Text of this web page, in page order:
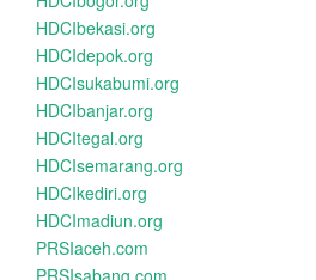
HDCIbekasi.org
HDCIdepok.org
HDCIsukabumi.org
HDCIbanjar.org
HDCItegal.org
HDCIsemarang.org
HDCIkediri.org
HDCImadiun.org
PRSIaceh.com
PRSIsabang.com